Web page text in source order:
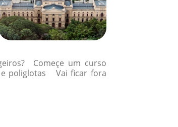
Começe um curso
e poliglotas Vai ficar fora